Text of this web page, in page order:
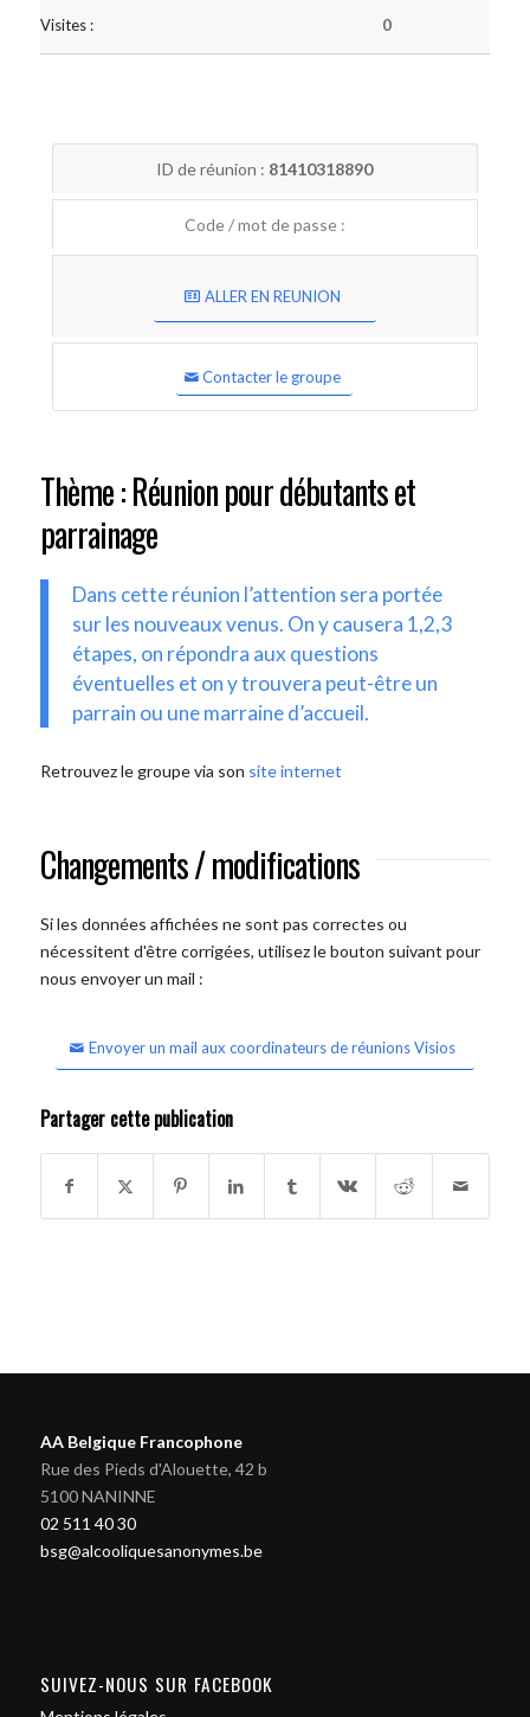
Visites : 0
ID de réunion : 81410318890
Code / mot de passe :
ALLER EN REUNION
Contacter le groupe
Thème : Réunion pour débutants et
parrainage
Dans cette réunion l’attention sera portée
sur les nouveaux venus. On y causera 1,2,3
étapes, on répondra aux questions
éventuelles et on y trouvera peut-être un
parrain ou une marraine d’accueil.
Retrouvez le groupe via son site internet
Changements / modifications
Si les données affichées ne sont pas correctes ou
nécessitent d'être corrigées, utilisez le bouton suivant pour
nous envoyer un mail :
Envoyer un mail aux coordinateurs de réunions Visios
Partager cette publication
AA Belgique Francophone
Rue des Pieds d'Alouette, 42 b
5100 NANINNE
02 511 40 30
bsg@alcooliquesanonymes.be
SUIVEZ-NOUS SUR FACEBOOK